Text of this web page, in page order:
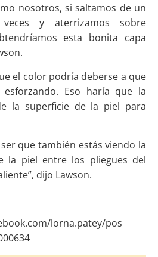
nosotros, si saltamos de un
y aterrizamos sobre
esta bonita capa
el color podría deberse a que
Eso haría que la
la superficie de la piel para
que también estás viendo la
la piel entre los pliegues del
dijo Lawson.
lorna.patey/pos